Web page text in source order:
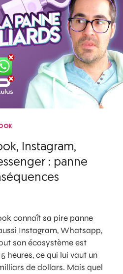
Instagram,
: panne
connaît sa pire panne
Instagram, Whatsapp,
son écosystème est
heures, ce qui lui vaut un
de dollars. Mais quel